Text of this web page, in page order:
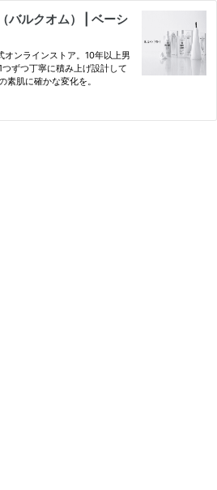
バルクオム） | ベーシ
オンラインストア。10年以上男
ずつ丁寧に積み上げ設計して
素肌に確かな変化を。